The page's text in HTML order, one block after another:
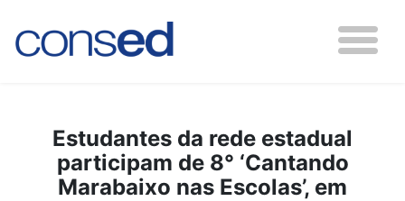
Estudantes da rede estadual
participam de 8° ‘Cantando
Marabaixo nas Escolas’, em